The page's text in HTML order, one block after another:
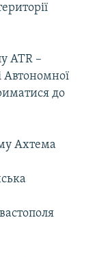
ATR –
Автономної
до
Ахтема